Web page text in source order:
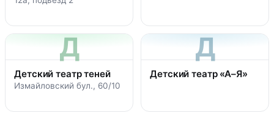
Д
Детский театр теней
Измайловский бул., 60/10
Д
Детский театр «А–Я»